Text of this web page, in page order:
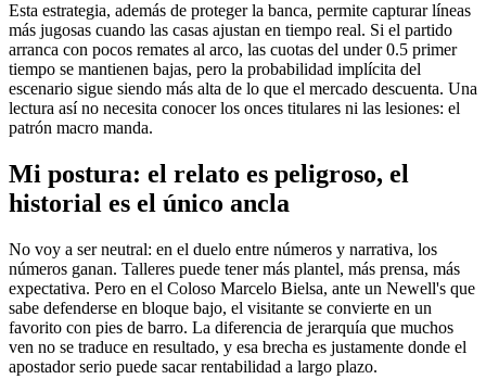
Esta estrategia, además de proteger la banca, permite capturar líneas
más jugosas cuando las casas ajustan en tiempo real. Si el partido
arranca con pocos remates al arco, las cuotas del under 0.5 primer
tiempo se mantienen bajas, pero la probabilidad implícita del
escenario sigue siendo más alta de lo que el mercado descuenta. Una
lectura así no necesita conocer los onces titulares ni las lesiones: el
patrón macro manda.
Mi postura: el relato es peligroso, el
historial es el único ancla
No voy a ser neutral: en el duelo entre números y narrativa, los
números ganan. Talleres puede tener más plantel, más prensa, más
expectativa. Pero en el Coloso Marcelo Bielsa, ante un Newell's que
sabe defenderse en bloque bajo, el visitante se convierte en un
favorito con pies de barro. La diferencia de jerarquía que muchos
ven no se traduce en resultado, y esa brecha es justamente donde el
apostador serio puede sacar rentabilidad a largo plazo.